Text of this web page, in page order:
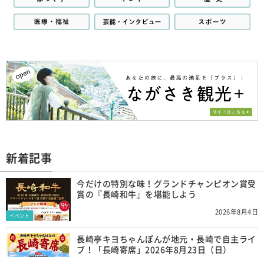
新着記事
イベント
今だけの特別な味！グランドチャンピオン賞受
賞の『長崎和牛』を堪能しよう
2026年8月4日
長崎亭キヨちゃんぽんが地元・長崎で自主ライ
ブ！「長崎寄席」2026年8月23日（日）